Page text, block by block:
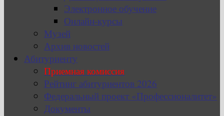
Электронное обучение
Онлайн-курсы
Музей
Архив новостей
Абитуриенту
Приемная комиссия
Рейтинг абитуриентов 2026
Федеральный проект «Профессионалитет»
Документы